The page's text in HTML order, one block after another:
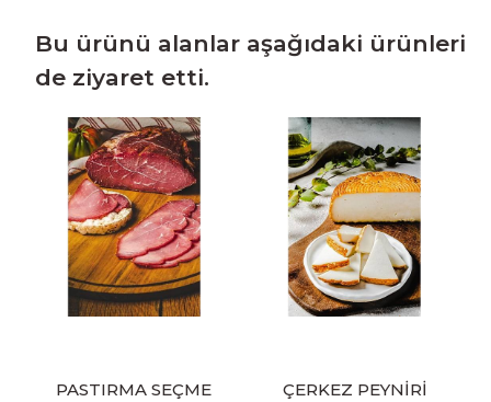
Bu ürünü alanlar aşağıdaki ürünleri
de ziyaret etti.
PASTIRMA SEÇME
ÇERKEZ PEYNİRİ